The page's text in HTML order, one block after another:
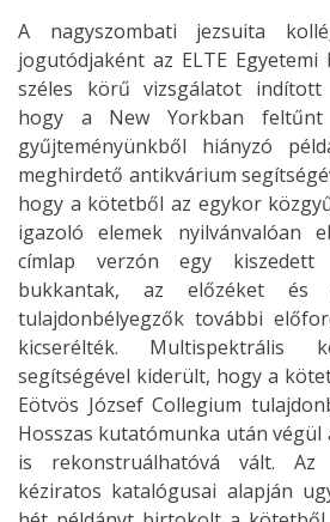
A nagyszombati jezsuita
jogutódjaként az ELTE
széles körű vizsgálatot indított
hogy a New Yorkban
gyűjteményünkből hiányzó
meghirdető antikvárium
hogy a kötetből az egykor
igazoló elemek nyilvánvalóan
címlap verzón egy kiszedett
bukkantak, az előzéket és
tulajdonbélyegzők további
kicserélték. Multispektrális
segítségével kiderült, hogy a
Eötvös József Collegium
Hosszas kutatómunka után
is rekonstruálhatóvá vált. Az
kéziratos katalógusai alapján